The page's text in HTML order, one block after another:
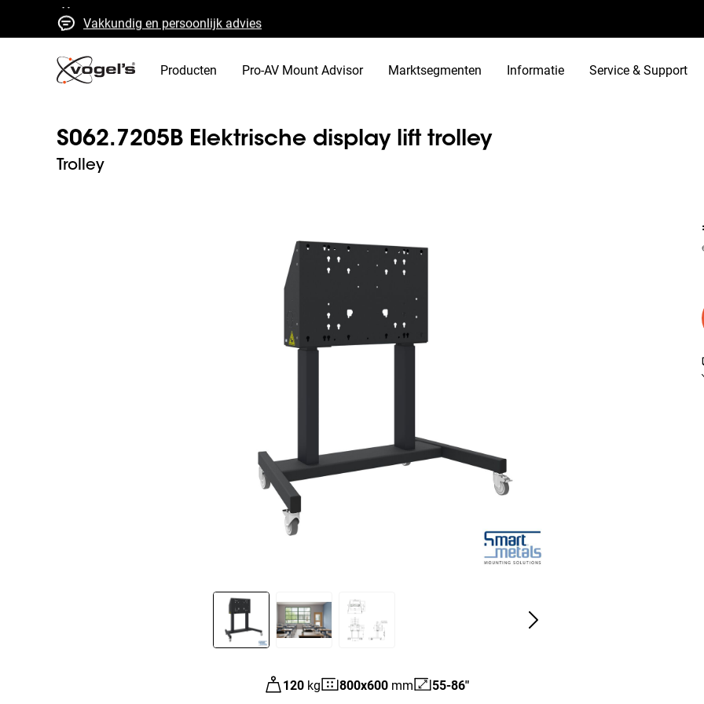
Vakkundig en persoonlijk advies
Snelle offertes en levering
Hoge kwaliteit gegarandeerd
Producten Pro-AV Mount Advisor Marktsegmenten Informatie Service & Support
S062.7205B Elektrische display lift trolley
Trolley
Slide 1 of 3
120 kg 800x600 mm 55-86"